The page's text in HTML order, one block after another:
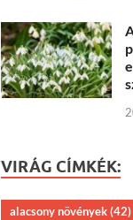
VIRÁG CÍMKÉK:
alacsony növények(42)